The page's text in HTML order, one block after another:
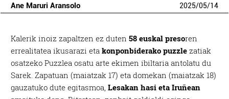
Ane Maruri Aransolo 2025/05/14
Kalerik inoiz zapaltzen ez duten 58 euskal presoren
errealitatea ikusarazi etakonponbiderako puzzle zatiak
osatzeko Puzzlea osatu arte ekimen ibiltaria antolatu du
Sarek. Zapatuan (maiatzak 17) eta domekan (maiatzak 18)
gauzatuko dute egitasmoa,Lesakan hasi eta Iruñean